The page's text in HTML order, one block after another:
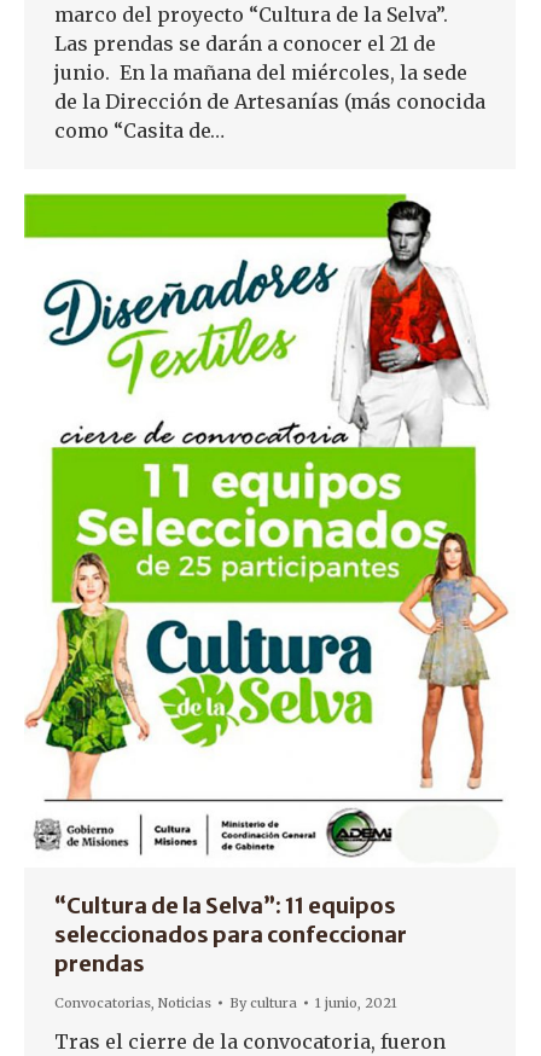
marco del proyecto “Cultura de la Selva”.
Las prendas se darán a conocer el 21 de
junio. En la mañana del miércoles, la sede
de la Dirección de Artesanías (más conocida
como “Casita de…
“Cultura de la Selva”: 11 equipos
seleccionados para confeccionar
prendas
Convocatorias Noticias Bycultura 1 junio, 2021
Tras el cierre de la convocatoria, fueron